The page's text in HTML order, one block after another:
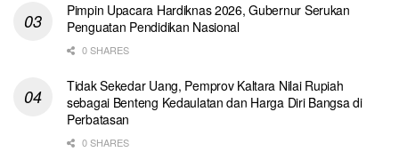
Pimpin Upacara Hardiknas 2026, Gubernur Serukan
Penguatan Pendidikan Nasional
0 SHARES
Tidak Sekedar Uang, Pemprov Kaltara Nilai Rupiah
sebagai Benteng Kedaulatan dan Harga Diri Bangsa di
Perbatasan
0 SHARES